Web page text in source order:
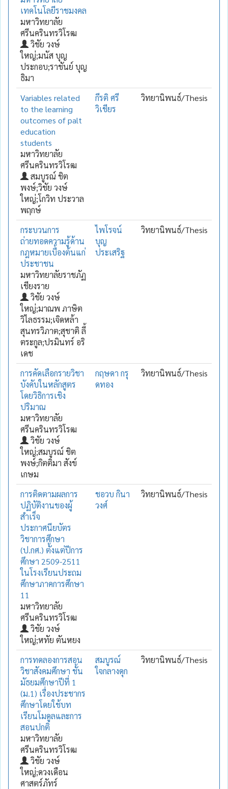
เทคโนโลยีราชมงคล
มหาวิทยาลัย
ศรีนครินทรวิโรฒ
วิชัย วงษ์
ใหญ่;มนัส บุญ
ประกอบ;ราชันย์ บุญ
ธิมา
Variables related
to the learning
outcomes of palt
education
students
มหาวิทยาลัย
ศรีนครินทรวิโรฒ
สมบูรณ์ ชิต
พงษ์;วิชัย วงษ์
ใหญ่;โกวิท ประวาล
พฤกษ์
กีรติ ศรี
วิเชียร
วิทยานิพนธ์/Thesis
กระบวนการ
ถ่ายทอดความรู้ด้าน
กฎหมายเบื้องต้นแก่
ประชาชน
มหาวิทยาลัยราชภัฏ
เชียงราย
วิชัย วงษ์
ใหญ่;มาณพ ภาษิต
วิไลธรรม;เจิดหล้า
สุนทรวิภาต;สุชาติ ลี้
ตระกูล;ปรมินทร์ อริ
เดช
ไพโรจน์
บุญ
ประเสริฐ
วิทยานิพนธ์/Thesis
การคัดเลือกรายวิชา
บังคับในหลักสูตร
โดยวิธิการเชิง
ปริมาณ
มหาวิทยาลัย
ศรีนครินทรวิโรฒ
วิชัย วงษ์
ใหญ่;สมบูรณ์ ชิต
พงษ์;กิตติมา สังข์
เกษม
กฤษดา กรุ
ดทอง
วิทยานิพนธ์/Thesis
การติดตามผลการ
ปฏิบัติงานของผู้
สำเร็จ
ประกาศนียบัตร
วิชาการศึกษา
(ป.กศ.) ตั้งแต่ปีการ
ศึกษา 2509-2511
ในโรงเรียนประถม
ศึกษาภาคการศึกษา
11
มหาวิทยาลัย
ศรีนครินทรวิโรฒ
วิชัย วงษ์
ใหญ่;หทัย ตันหยง
ชอวบ กินา
วงศ์
วิทยานิพนธ์/Thesis
การทดลองการสอน
วิชาสังคมศึกษา ชั้น
มัธยมศึกษาปีที่ 1
(ม.1) เรื่องประชากร
ศึกษาโดยใช้บท
เรียนโมดูลและการ
สอนปกติ
มหาวิทยาลัย
ศรีนครินทรวิโรฒ
วิชัย วงษ์
ใหญ่;ดวงเดือน
ศาสตร์ภัทร์
สมบูรณ์
ใจกลางดุก
วิทยานิพนธ์/Thesis